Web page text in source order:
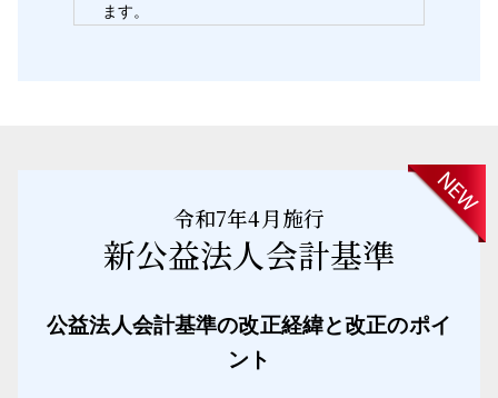
ます。
令和7年4月施行
新公益法人会計基準
公益法人会計基準の改正経緯と改正のポイ
ント